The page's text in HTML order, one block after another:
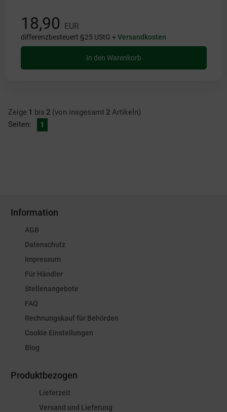
18,90 EUR
differenzbesteuert §25 UStG +Versandkosten
In den Warenkorb
Zeige 1 bis 2 (von insgesamt 2 Artikeln)
Seiten:
1
Information
AGB
Datenschutz
Impressum
Für Händler
Stellenangebote
FAQ
Rechnungskauf für Behörden
Cookie Einstellungen
Blog
Produktbezogen
Lieferzeit
Versand und Lieferung